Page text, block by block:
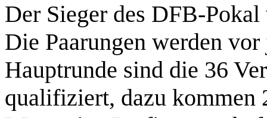
Der Sieger des DFB-
Die Paarungen werden
Hauptrunde sind die 36
qualifiziert, dazu kommen